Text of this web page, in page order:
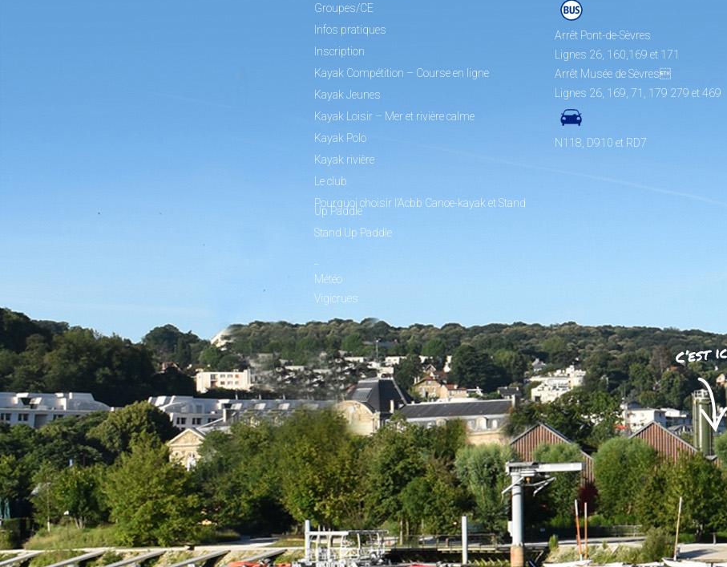
Groupes/CE
Infos pratiques
Inscription
Kayak Compétition – Course en ligne
Kayak Jeunes
Kayak Loisir – Mer et rivière calme
Kayak Polo
Kayak rivière
Le club
Pourquoi choisir l’Acbb Canoe-kayak et Stand
Up Paddle
Stand Up Paddle
Météo
Vigicrues
Arrêt Pont-de-Sèvres
Lignes 26, 160,169 et 171
Arrêt Musée de Sèvres
Lignes 26, 169, 71, 179 279 et 469
N118, D910 et RD7